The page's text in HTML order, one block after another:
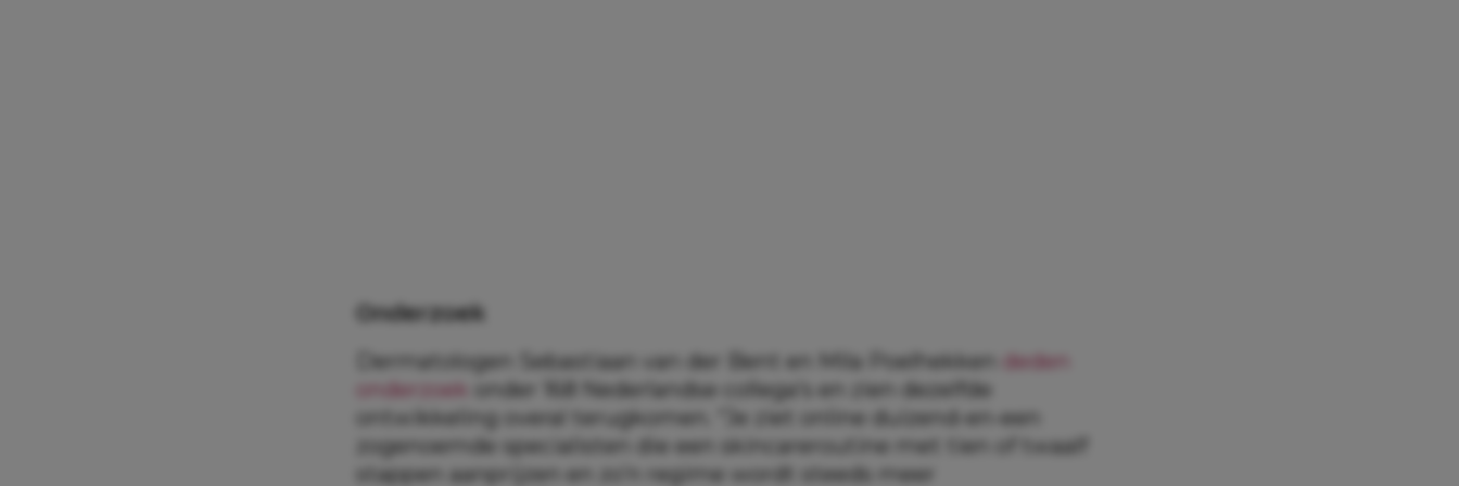
Onderzoek
Dermatologen Sebastiaan van der Bent en Mila Poelhekken
deden
onderzoek
onder 168 Nederlandse collega’s en zien dezelfde
ontwikkeling overal terugkomen. “Je ziet online duizend-en-een
zogenoemde specialisten die een skincareroutine met tien of twaalf
stappen aanprijzen en zo’n regime wordt steeds meer